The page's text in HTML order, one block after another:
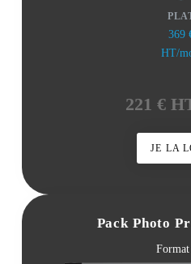
369
HT/
221 €
JE LA
Pack Photo